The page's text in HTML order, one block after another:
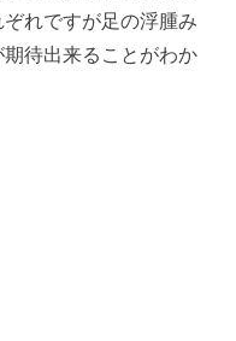
れですが足の浮腫み
待出来ることがわか